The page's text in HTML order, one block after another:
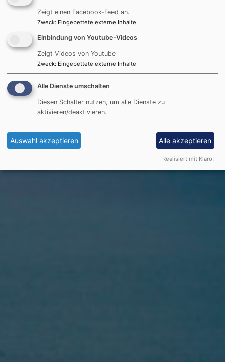
Zeigt einen Facebook-Feed an.
Zweck: Eingebettete externe Inhalte
Einbindung von Youtube-Videos
Zeigt Videos von Youtube
Zweck: Eingebettete externe Inhalte
Alle Dienste umschalten
Diesen Schalter nutzen, um alle Dienste zu
aktivieren/deaktivieren.
Auswahl akzeptieren Alle akzeptieren
Realisiert mit Klaro!